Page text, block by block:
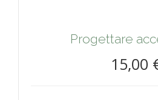
Progettare
15,00